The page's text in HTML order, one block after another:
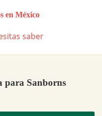
en México
saber
para Sanborns